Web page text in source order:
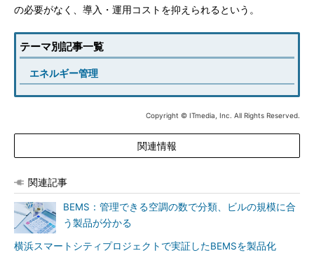
の必要がなく、導入・運用コストを抑えられるという。
テーマ別記事一覧
エネルギー管理
Copyright © ITmedia, Inc. All Rights Reserved.
関連情報
関連記事
BEMS：管理できる空調の数で分類、ビルの規模に合
う製品が分かる
横浜スマートシティプロジェクトで実証したBEMSを製品化